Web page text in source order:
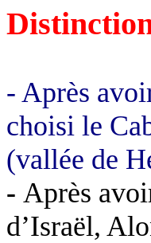
- Après
choisi le
(vallée de
- Après
d’Israël,